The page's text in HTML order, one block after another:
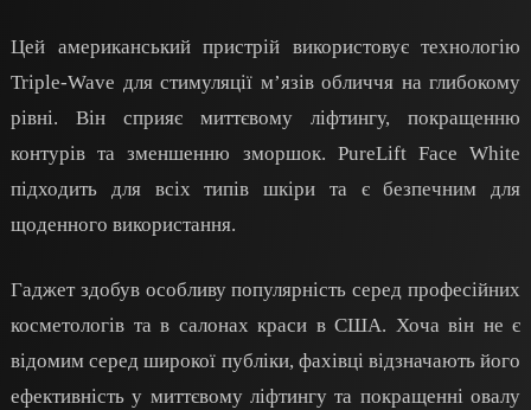
Цей американський пристрій використовує технологію
Triple-Wave для стимуляції м’язів обличчя на глибокому
рівні. Він сприяє миттєвому ліфтингу, покращенню
контурів та зменшенню зморшок. PureLift Face White
підходить для всіх типів шкіри та є безпечним для
щоденного використання.
Гаджет здобув особливу популярність серед професійних
косметологів та в салонах краси в США. Хоча він не є
відомим серед широкої публіки, фахівці відзначають його
ефективність у миттєвому ліфтингу та покращенні овалу